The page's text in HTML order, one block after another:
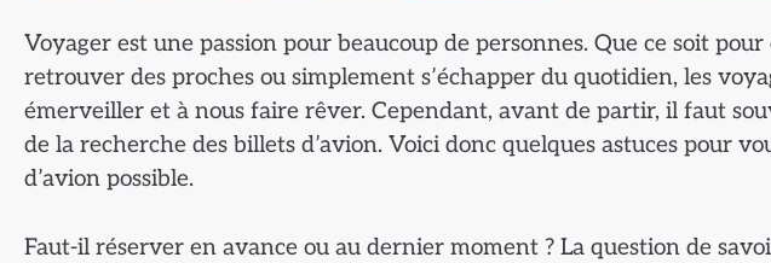
Voyager est une passion pour beaucoup de personnes. Que ce soit
retrouver des proches ou simplement s’échapper du quotidien, les
émerveiller et à nous faire rêver. Cependant, avant de partir, il faut
de la recherche des billets d’avion. Voici donc quelques astuces pour
d’avion possible.
Faut-il réserver en avance ou au dernier moment ? La question de